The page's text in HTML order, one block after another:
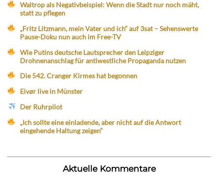
Waltrop als Negativbeispiel: Wenn die Stadt nur noch mäht,
statt zu pflegen
„Fritz Litzmann, mein Vater und ich“ auf 3sat – Sehenswerte
Pause-Doku nun auch im Free-TV
Wie Putins deutsche Lautsprecher den Leipziger
Drohnenanschlag für antiwestliche Propaganda nutzen
Die 542. Cranger Kirmes hat begonnen
Eivør live in Münster
Der Ruhrpilot
„Ich sollte eine einladende, aber nicht auf die Antwort
eingehende Haltung zeigen“
Aktuelle Kommentare